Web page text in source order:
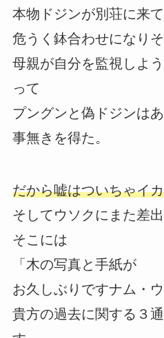
本物ドジンが別荘に来
危うく鉢合わせになり
母親が自分を監視しよ
って
プングンと偽ドジンは
事無きを得た。
だから嘘はついちゃイ
そしてウソクにまた差
そこには
「木の写真と手紙が
お久しぶりですナム・ウ
貴方の過去に関する３